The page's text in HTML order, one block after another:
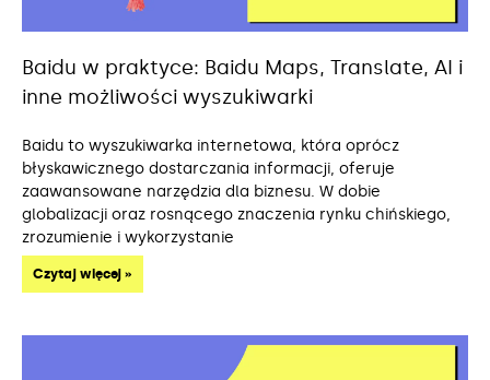
Baidu w praktyce: Baidu Maps, Translate, AI i
inne możliwości wyszukiwarki
Baidu to wyszukiwarka internetowa, która oprócz
błyskawicznego dostarczania informacji, oferuje
zaawansowane narzędzia dla biznesu. W dobie
globalizacji oraz rosnącego znaczenia rynku chińskiego,
zrozumienie i wykorzystanie
Czytaj więcej »